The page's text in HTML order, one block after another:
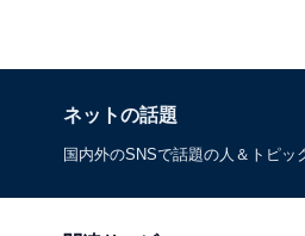
ネットの話題
国内外のSNSで話題の人＆トピ